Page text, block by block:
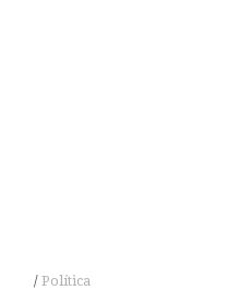
Política